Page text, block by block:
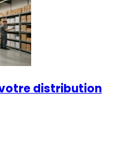
votre distribution